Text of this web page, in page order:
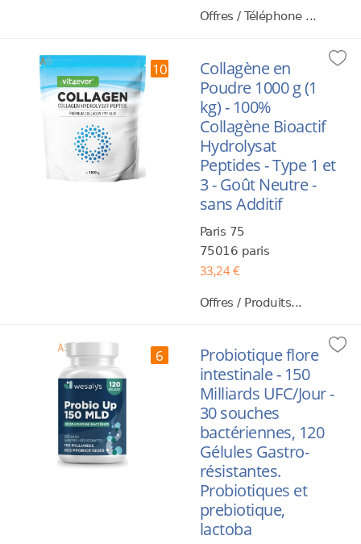
Offres / Téléphone ...
10
Collagène en
Poudre 1000 g (1
kg) - 100%
Collagène Bioactif
Hydrolysat
Peptides - Type 1 et
3 - Goût Neutre -
sans Additif
Paris 75
75016 paris
33,24 €
Offres / Produits...
6
Probiotique flore
intestinale - 150
Milliards UFC/Jour -
30 souches
bactériennes, 120
Gélules Gastro-
résistantes.
Probiotiques et
prebiotique,
lactoba